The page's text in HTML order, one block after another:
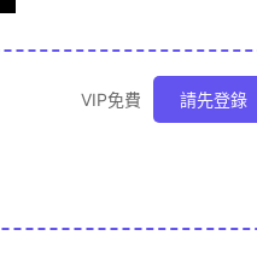
VIP免費 請先登錄